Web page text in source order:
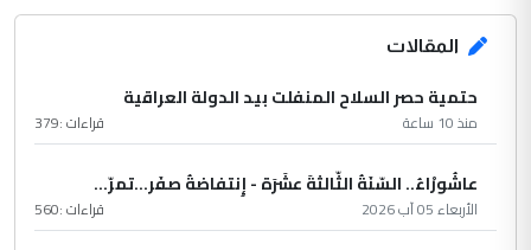
المقالات
حتمية حصر السلاح المنفلت بيد الدولة العراقية
منذ 10 ساعة قراءات :379
عاشُورْاءُ.. السّنَةُ الثّالثةَ عشَرَة - إِنتفاضةُ صفَر…تمرّ...
الأربعاء 05 آب 2026 قراءات :560